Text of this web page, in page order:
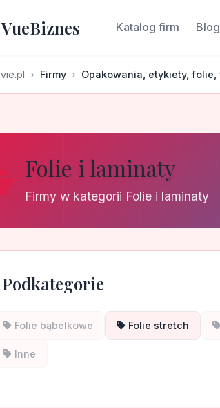
VueBiznes Katalog firm Blog
Firmy Opakowania, etykiety, folie,
Folie i laminaty
Firmy w kategorii Folie i laminaty
Podkategorie
Folie bąbelkowe Folie stretch
Inne